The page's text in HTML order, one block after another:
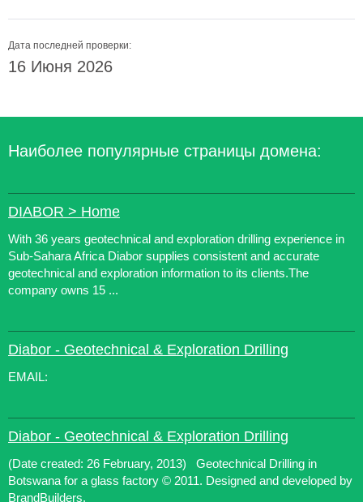
Дата последней проверки:
16 Июня 2026
Наиболее популярные страницы домена:
DIABOR > Home
With 36 years geotechnical and exploration drilling experience in
Sub-Sahara Africa Diabor supplies consistent and accurate
geotechnical and exploration information to its clients.The
company owns 15 ...
Diabor - Geotechnical & Exploration Drilling
EMAIL:
Diabor - Geotechnical & Exploration Drilling
(Date created: 26 February, 2013) Geotechnical Drilling in
Botswana for a glass factory © 2011. Designed and developed by
BrandBuilders.